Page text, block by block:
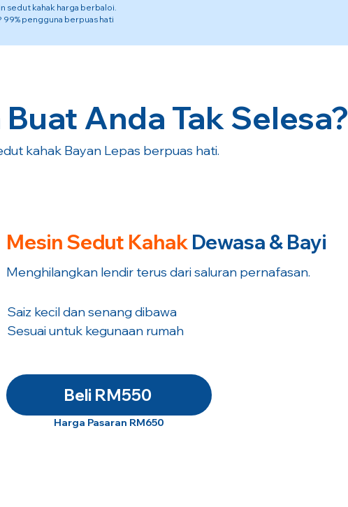
sedut kahak harga berbaloi.
99% pengguna berpuas hati
Anda Tak Selesa?
kahak Bayan Lepas berpuas hati.
Mesin Sedut Kahak Dewasa & Bayi
Menghilangkan lendir terus dari saluran pernafasan.
Saiz kecil dan senang dibawa
​Sesuai untuk kegunaan rumah
Beli RM550
Harga Pasaran RM650